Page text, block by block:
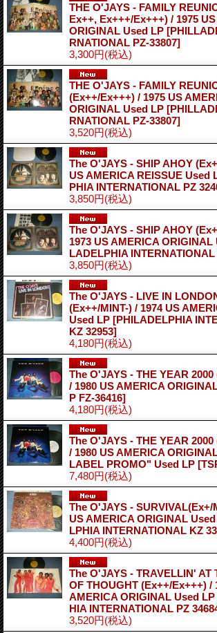
THE O'JAYS - FAMILY
Ex++, Ex+++/Ex+++) / 1975
ORIGINAL Used LP
RNATIONAL PZ-33807]
3,300円(税込)
THE O'JAYS - FAMILY
(Ex++/Ex+++) / 1975 US
ORIGINAL Used LP
RNATIONAL PZ-33807]
3,520円(税込)
The O'JAYS - SHIP AHOY
US AMERICA REISSUE Used
PHIA INTERNATIONAL PZ
3,850円(税込)
The O'JAYS - SHIP AHOY
1973 US AMERICA ORIGINAL
LADELPHIA
3,850円(税込)
The O'JAYS - LIVE IN
(Ex++/MINT-) / 1974 US
Used LP [PHILADELPHIA
KZ 32953]
4,180円(税込)
The O'JAYS - THE YEAR
/ 1980 US AMERICA
P FZ-36416]
4,180円(税込)
The O'JAYS - THE YEAR
/ 1980 US AMERICA
LABEL PROMO" Used LP
7,480円(税込)
The O'JAYS - SURVIVAL(Ex+/
US AMERICA ORIGINAL
LPHIA INTERNATIONAL KZ
4,400円(税込)
The O'JAYS - TRAVELLIN' AT
OF THOUGHT (Ex++/Ex+++) /
AMERICA ORIGINAL Used LP
HIA INTERNATIONAL PZ
3,520円(税込)